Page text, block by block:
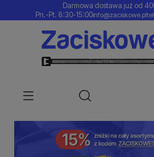
Darmowa dostawa już od
Pn.-Pt. 8:30-15:00info@zaciskowe.pl